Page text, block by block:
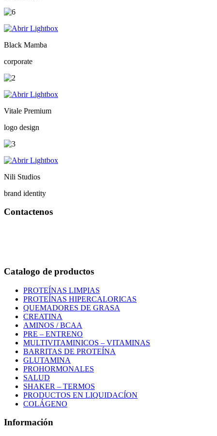
Black Mamba
corporate
Vitale Premium
logo design
Nili Studios
brand identity
Contactenos
Catalogo de productos
PROTEÍNAS LIMPIAS
PROTEÍNAS HIPERCALORICAS
QUEMADORES DE GRASA
CREATINA
AMINOS / BCAA
PRE – ENTRENO
MULTIVITAMINICOS – VITAMINAS
BARRITAS DE PROTEÍNA
GLUTAMINA
PROHORMONALES
SALUD
SHAKER – TERMOS
PRODUCTOS EN LIQUIDACÍON
COLÁGENO
Información